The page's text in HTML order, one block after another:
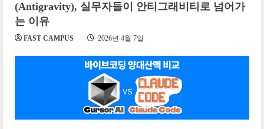
(Antigravity), 실무자들이 안티그래비티로 넘어가
는 이유
FAST CAMPUS 2026년 4월 7일